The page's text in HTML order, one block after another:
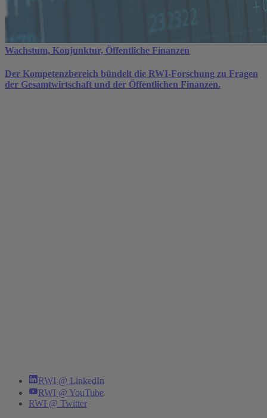
Wachstum, Konjunktur, Öffentliche Finanzen
Der Kompetenzbereich bündelt die RWI-Forschung zu Fragen
der Gesamtwirtschaft und der Öffentlichen Finanzen.
RWI @ LinkedIn
RWI @ YouTube
RWI @ Twitter